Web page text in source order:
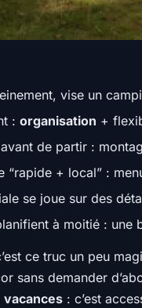
vise un
:organisation +
de partir :
“rapide + local” :
se joue sur des
à moitié : une
ce truc un peu
sans demander
vacances : c’est